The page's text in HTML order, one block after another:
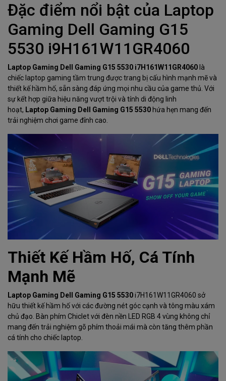
Đặc điểm nổi bật của Laptop
Gaming Dell Gaming G15
5530 i9H161W11GR4060
Laptop Gaming Dell Gaming G15 5530 i7H161W11GR4060 là
chiếc laptop gaming tầm trung được trang bị cấu hình mạnh mẽ và
thiết kế hầm hố, sẵn sàng đáp ứng mọi nhu cầu của game thủ. Với
sự kết hợp giữa hiệu năng vượt trội và tính di động linh
hoạt, Laptop Gaming Dell Gaming G15 5530 hứa hẹn mang đến
trải nghiệm chơi game đỉnh cao.
Thiết Kế Hầm Hố, Cá Tính
Mạnh Mẽ
Laptop Gaming Dell Gaming G15 5530i7H161W11GR4060 sở
hữu thiết kế hầm hố với các đường nét góc cạnh và tông màu xám
chủ đạo. Bàn phím Chiclet với đèn nền LED RGB 4 vùng không chỉ
mang đến trải nghiệm gõ phím thoải mái mà còn tăng thêm phần
cá tính cho chiếc laptop.